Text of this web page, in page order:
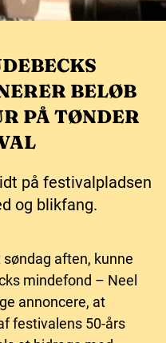
BELØB
PÅ TØNDER
på festivalpladsen
og blikfang.
aften, kunne
mindefond – Neel
annoncere, at
festivalens 50-års